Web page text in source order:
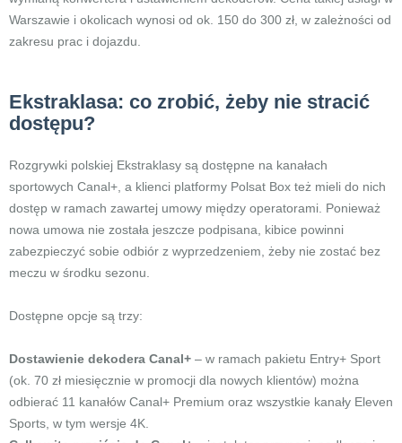
Warszawie i okolicach wynosi od ok. 150 do 300 zł, w zależności od
zakresu prac i dojazdu.
Ekstraklasa: co zrobić, żeby nie stracić
dostępu?
Rozgrywki polskiej Ekstraklasy są dostępne na kanałach
sportowych Canal+, a klienci platformy Polsat Box też mieli do nich
dostęp w ramach zawartej umowy między operatorami. Ponieważ
nowa umowa nie została jeszcze podpisana, kibice powinni
zabezpieczyć sobie odbiór z wyprzedzeniem, żeby nie zostać bez
meczu w środku sezonu.
Dostępne opcje są trzy:
Dostawienie dekodera Canal+ – w ramach pakietu Entry+ Sport
(ok. 70 zł miesięcznie w promocji dla nowych klientów) można
odbierać 11 kanałów Canal+ Premium oraz wszystkie kanały Eleven
Sports, w tym wersje 4K.